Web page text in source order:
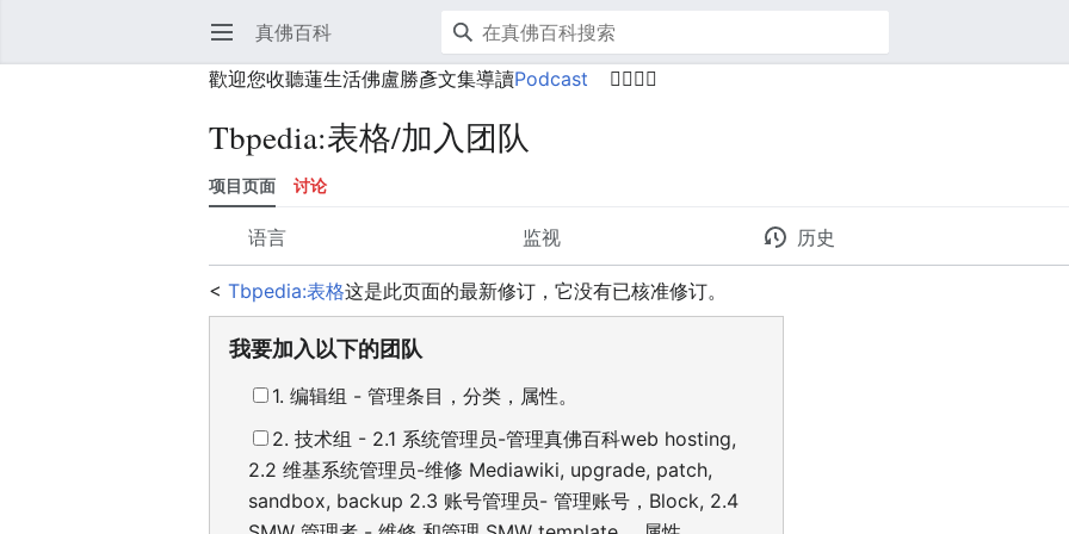
打开主菜单 真佛百科
歡迎您收聽蓮生活佛盧勝彥文集導讀Podcast 🙋‍♂️🙋‍♀️
Tbpedia:表格/加入团队
项目页面 讨论
语言 监视 历史
<Tbpedia:表格这是此页面的最新修订，它没有已核准修订。
我要加入以下的团队
1. 编辑组 - 管理条目，分类，属性。
2. 技术组 - 2.1 系统管理员-管理真佛百科web hosting,
2.2 维基系统管理员-维修 Mediawiki, upgrade, patch,
sandbox, backup 2.3 账号管理员- 管理账号，Block, 2.4